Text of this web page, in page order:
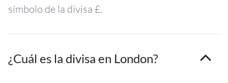
símbolo de la divisa £.
¿Cuál es la divisa en London?